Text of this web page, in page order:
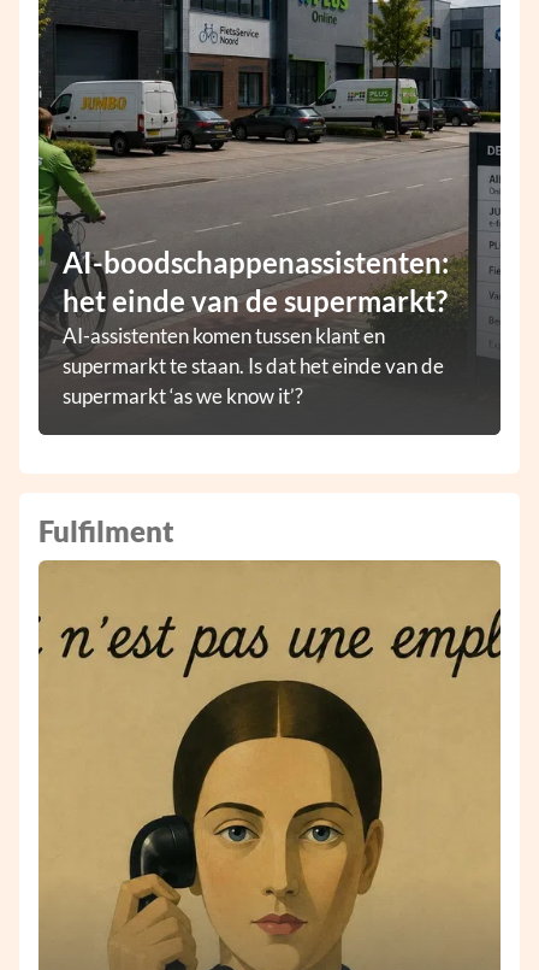
AI-boodschappenassistenten:
het einde van de supermarkt?
AI-assistenten komen tussen klant en
supermarkt te staan. Is dat het einde van de
supermarkt ‘as we know it’?
Fulfilment